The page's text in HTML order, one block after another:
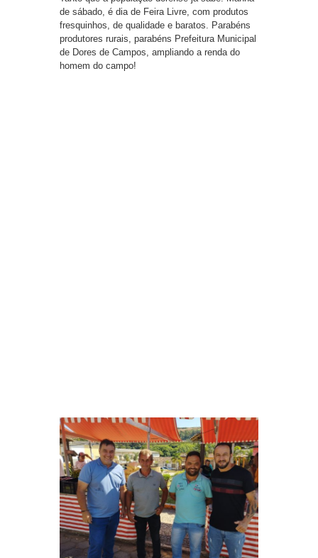
de sábado, é dia de Feira Livre, com produtos
fresquinhos, de qualidade e baratos. Parabéns
produtores rurais, parabéns Prefeitura Municipal
de Dores de Campos, ampliando a renda do
homem do campo!